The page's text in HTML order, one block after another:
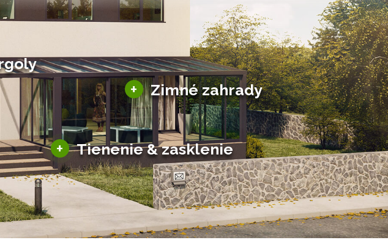
pergoly
+ Zimné zahrady
Sezónne zimné záhrady
Hliníkové zimné záhrady
Posuvné zimné záhrady
Solárne zimné záhrady
+ Tienenie & zasklenie
Tienenie
Zasklenie